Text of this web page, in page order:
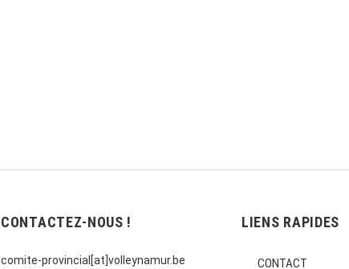
CONTACTEZ-NOUS !
comite-provincial[at]volleynamur.be
LIENS RAPIDES
CONTACT